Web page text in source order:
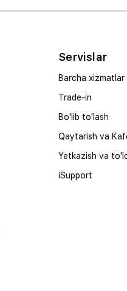
Servislar
Barcha xizmatlar
Trade-in
Bo'lib to'lash
Qaytarish va
Yetkazish va
iSupport